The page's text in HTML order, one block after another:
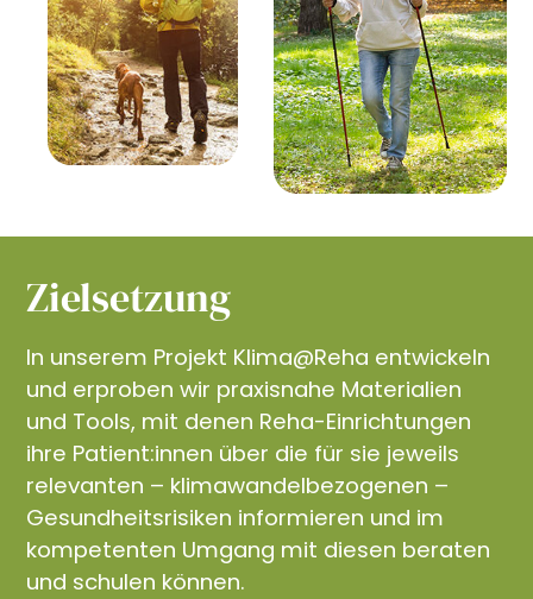
Zielsetzung
In unserem Projekt Klima@Reha entwickeln
und erproben wir praxisnahe Materialien
und Tools, mit denen Reha-Einrichtungen
ihre Patient:innen über die für sie jeweils
relevanten – klimawandelbezogenen –
Gesundheitsrisiken informieren und im
kompetenten Umgang mit diesen beraten
und schulen können.